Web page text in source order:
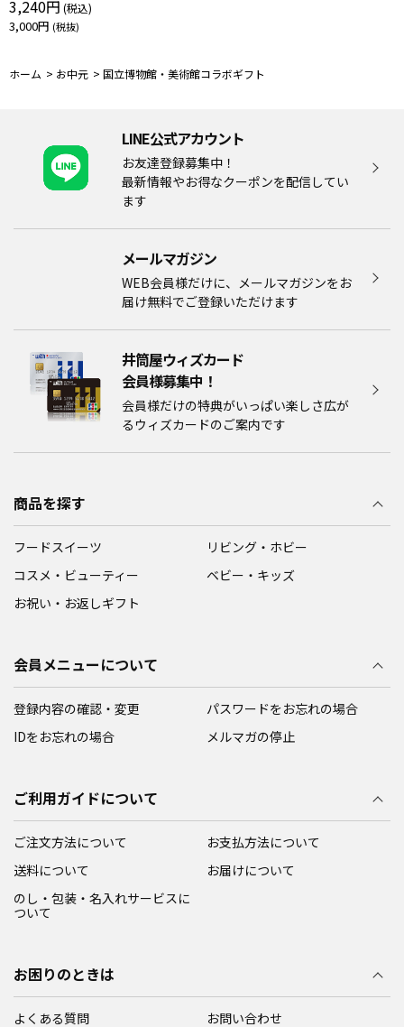
3,240円
3,000円
ホーム > お中元 > 国立博物館・美術館コラボギフト
LINE公式アカウント
お友達登録募集中！
最新情報やお得なクーポンを配信してい
ます
メールマガジン​
WEB会員様だけに、メールマガジンをお
届け無料でご登録いただけます
井筒屋ウィズカード
会員様募集中！​​
会員様だけの特典がいっぱい楽しさ広が
るウィズカードのご案内です
商品を探す
フードスイーツ
リビング・ホビー
コスメ・ビューティー
ベビー・キッズ
お祝い・お返しギフト
会員メニューについて
登録内容の確認・変更
パスワードをお忘れの場合
IDをお忘れの場合
メルマガの停止
ご利用ガイドについて
ご注文方法について
お支払方法について
送料について
お届けについて
のし・包装・名入れサービスに
ついて
お困りのときは
よくある質問 お問い合わせ